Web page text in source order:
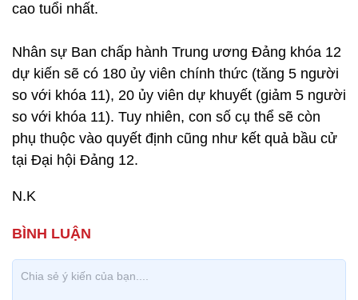
cao tuổi nhất.
Nhân sự Ban chấp hành Trung ương Đảng khóa 12
dự kiến sẽ có 180 ủy viên chính thức (tăng 5 người
so với khóa 11), 20 ủy viên dự khuyết (giảm 5 người
so với khóa 11). Tuy nhiên, con số cụ thể sẽ còn
phụ thuộc vào quyết định cũng như kết quả bầu cử
tại Đại hội Đảng 12.
N.K